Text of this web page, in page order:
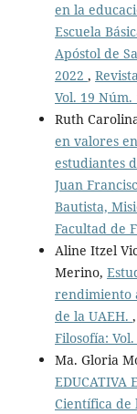
en la
Escuela
Apóstol de
2022 ,
Vol. 19 Núm.
Ruth
en valores
estudiantes
Juan
Bautista,
Facultad de
Aline Itzel
Merino,
rendimiento
de la UAEH. ,
Filosofía:
Ma. Gloria
EDUCATIVA
Científica de